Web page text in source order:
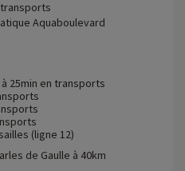
Aquaboulevard
25min en transports
(ligne 12)
de Gaulle à 40km